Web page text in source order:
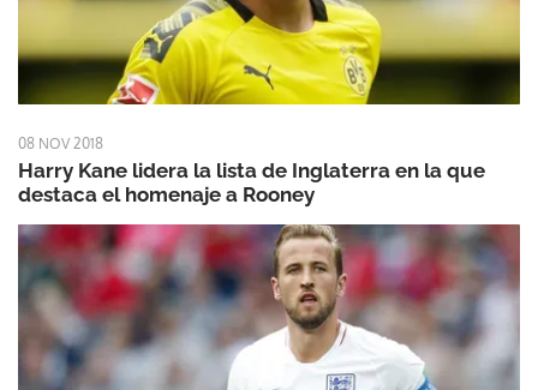
08 NOV 2018
Harry Kane lidera la lista de Inglaterra en la que
destaca el homenaje a Rooney